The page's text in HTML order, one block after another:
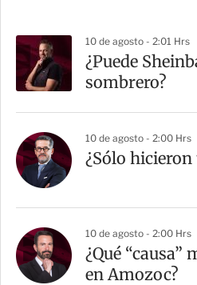
10 de agosto - 2:01 Hrs
¿Puede
sombrero?
10 de agosto - 2:00 Hrs
¿Sólo
10 de agosto - 2:00 Hrs
¿Qué “causa”
en Amozoc?